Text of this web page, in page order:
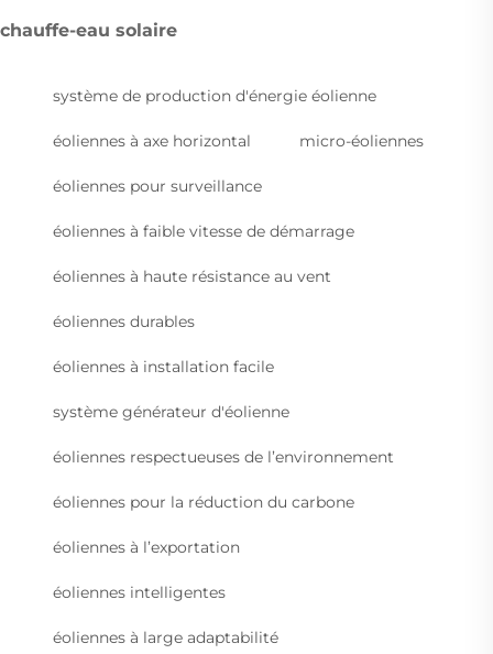
chauffe-eau solaire
système de production d'énergie éolienne
éoliennes à axe horizontal micro-éoliennes
éoliennes pour surveillance
éoliennes à faible vitesse de démarrage
éoliennes à haute résistance au vent
éoliennes durables
éoliennes à installation facile
système générateur d'éolienne
éoliennes respectueuses de l’environnement
éoliennes pour la réduction du carbone
éoliennes à l’exportation
éoliennes intelligentes
éoliennes à large adaptabilité